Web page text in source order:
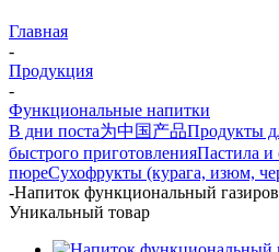
Главная
-
Продукция
-
Функциональные напитки
В дни поста为中国产品Продукты
быстрого приготовленияПастила и
пюреСухофрукты (курага, изюм,
-Напиток функциональный
Уникальный товар